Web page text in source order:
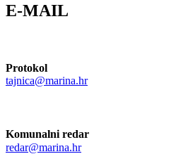
E-MAIL
Protokol
tajnica@marina.hr
Komunalni redar
redar@marina.hr